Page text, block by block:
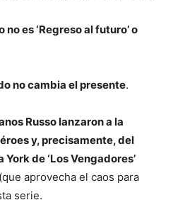
no es ‘Regreso al futuro’ o
no cambia el presente.
Russo lanzaron a la
y, precisamente, del
de ‘Los Vengadores’
(que aprovecha el caos para
serie.